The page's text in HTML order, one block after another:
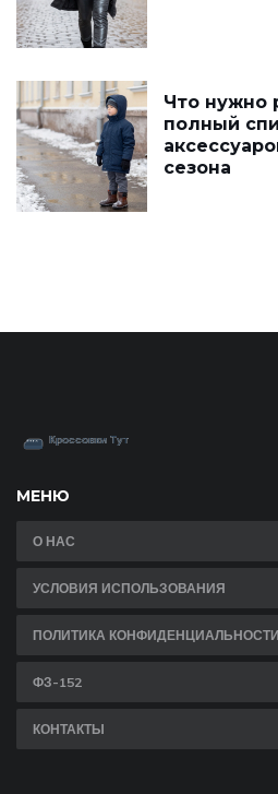
Что нужно
полный
сезона
МЕНЮ
О НАС
УСЛОВИЯ ИСПОЛЬЗОВАНИЯ
ПОЛИТИКА КОНФИДЕНЦИАЛЬНОСТИ
ФЗ-152
КОНТАКТЫ